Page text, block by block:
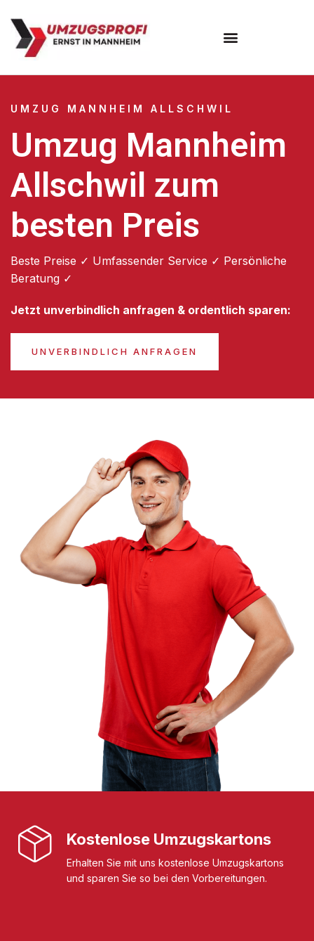
UMZUG MANNHEIM ALLSCHWIL
Umzug Mannheim
Allschwil zum
besten Preis
Beste Preise ✓ Umfassender Service ✓ Persönliche
Beratung ✓
Jetzt unverbindlich anfragen & ordentlich sparen:
UNVERBINDLICH ANFRAGEN
Kostenlose Umzugskartons
Erhalten Sie mit uns kostenlose Umzugskartons
und sparen Sie so bei den Vorbereitungen.